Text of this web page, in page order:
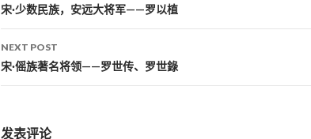
Post navigation
宋·少数民族，安远大将军——罗以植
NEXT POST
宋·傜族著名将领——罗世传、罗世錄
发表评论